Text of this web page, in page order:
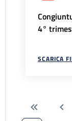
4°
SCARICA